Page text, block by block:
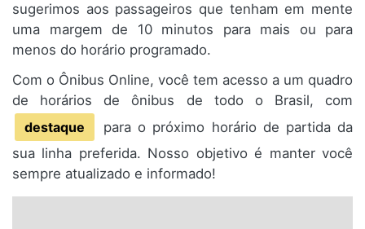
sugerimos aos passageiros que tenham em mente
uma margem de 10 minutos para mais ou para
menos do horário programado.
Com o Ônibus Online, você tem acesso a um quadro
de horários de ônibus de todo o Brasil, com
destaque
para o próximo horário de partida da
sua linha preferida. Nosso objetivo é manter você
sempre atualizado e informado!